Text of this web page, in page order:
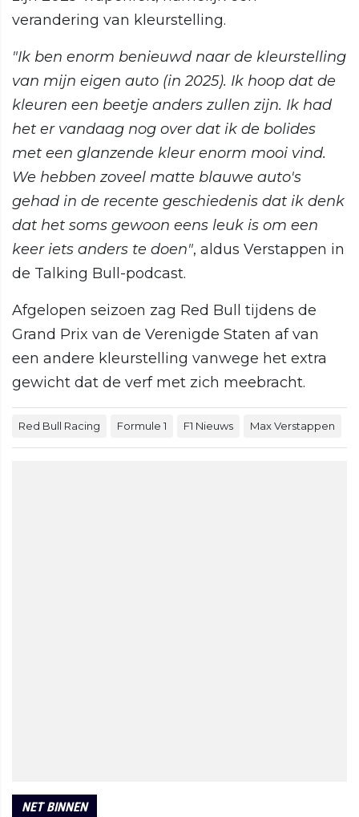
verandering van kleurstelling.
"Ik ben enorm benieuwd naar de kleurstelling
van mijn eigen auto (in 2025). Ik hoop dat de
kleuren een beetje anders zullen zijn. Ik had
het er vandaag nog over dat ik de bolides
met een glanzende kleur enorm mooi vind.
We hebben zoveel matte blauwe auto's
gehad in de recente geschiedenis dat ik denk
dat het soms gewoon eens leuk is om een
keer iets anders te doen", aldus Verstappen in
de Talking Bull-podcast.
Afgelopen seizoen zag Red Bull tijdens de
Grand Prix van de Verenigde Staten af van
een andere kleurstelling vanwege het extra
gewicht dat de verf met zich meebracht.
Red Bull Racing Formule 1 F1 Nieuws Max Verstappen
NET BINNEN